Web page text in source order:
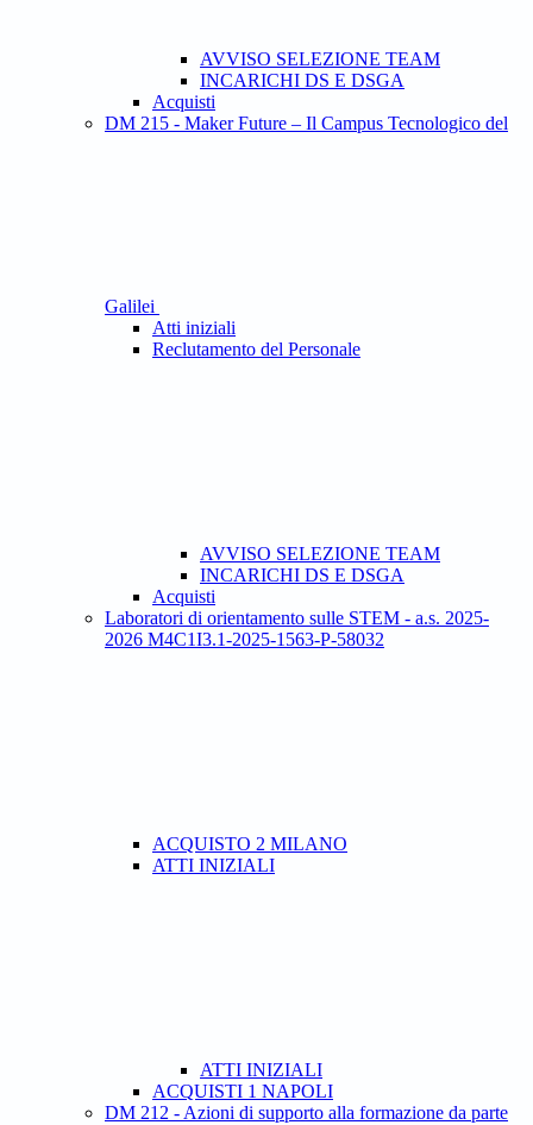
AVVISO SELEZIONE TEAM
INCARICHI DS E DSGA
Acquisti
DM 215 - Maker Future – Il Campus Tecnologico del
Galilei
Atti iniziali
Reclutamento del Personale
AVVISO SELEZIONE TEAM
INCARICHI DS E DSGA
Acquisti
Laboratori di orientamento sulle STEM - a.s. 2025-
2026 M4C1I3.1-2025-1563-P-58032
ACQUISTO 2 MILANO
ATTI INIZIALI
ATTI INIZIALI
ACQUISTI 1 NAPOLI
DM 212 - Azioni di supporto alla formazione da parte